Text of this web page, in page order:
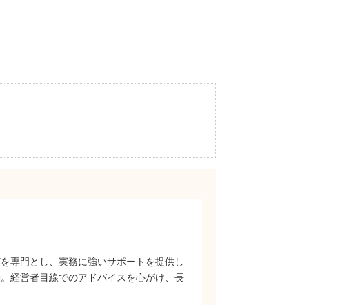
専門とし、実務に強いサポートを提供し
経営者目線でのアドバイスを心がけ、長